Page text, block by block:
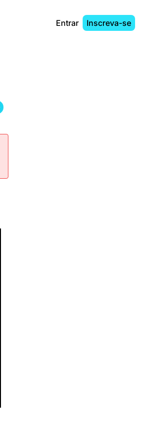
Entrar Inscreva-se